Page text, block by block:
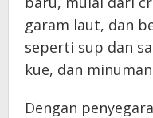
garam laut, dan
seperti sup dan
kue, dan
Dengan